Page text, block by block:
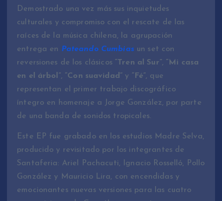
Demostrado una vez más sus inquietudes
culturales y compromiso con el rescate de las
raíces de la música chilena, la agrupación
entrega en Pateando Cumbiasun set con
reversiones de los clásicos“Tren al Sur”,“Mi casa
en el árbol”,“Con suavidad” y “Fé”, que
representan el primer trabajo discográfico
íntegro en homenaje a Jorge González, por parte
de una banda de sonidos tropicales.
Este EP fue grabado en los estudios Madre Selva,
producido y revisitado por los integrantes de
Santaferia: Ariel Pachacuti, Ignacio Rosselló, Pollo
González y Mauricio Lira, con encendidas y
emocionantes nuevas versiones para las cuatro